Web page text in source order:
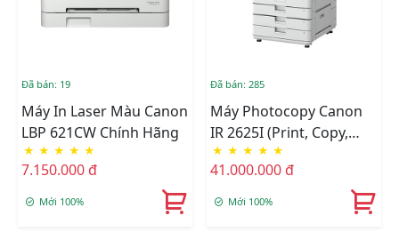
Đã bán: 19
Máy In Laser Màu Canon
LBP 621CW Chính Hãng
★ ★ ★ ★ ★
7.150.000 đ
Mới 100%
Đã bán: 285
Máy Photocopy Canon
IR 2625I (Print, Copy,
Scan, Send And Optional
Fax)
★ ★ ★ ★ ★
41.000.000 đ
Mới 100%